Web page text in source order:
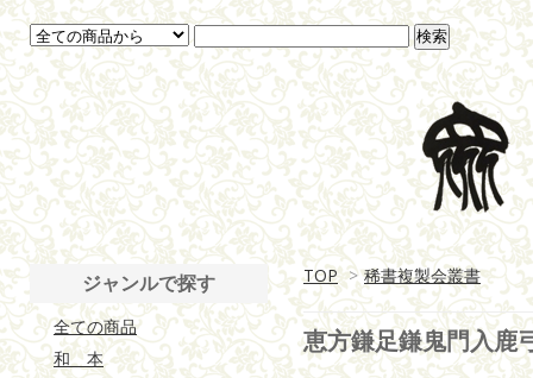
TOP > 稀書複製会叢書
恵方鎌足鎌鬼門入鹿
ジャンルで探す
全ての商品
和 本